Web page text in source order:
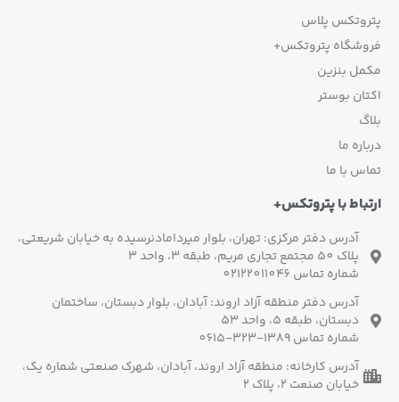
پتروتکس پلاس
فروشگاه پتروتکس+
مکمل بنزین
اکتان بوستر
بلاگ
درباره ما
تماس با ما
ارتباط با پتروتکس+
آدرس دفتر مرکزی: تهران، بلوار میردامادنرسیده به خیابان شریعتی،
پلاک 50 مجتمع تجاری مریم، طبقه 3، واحد 3
شماره تماس 02122011046
آدرس دفتر منطقه آزاد اروند: آبادان، بلوار دبستان، ساختمان
دبستان، طبقه 5، واحد 53
شماره تماس 1389-323-0615
آدرس کارخانه: منطقه آزاد اروند، آبادان، شهرک صنعتی شماره یک،
خیابان صنعت 2، پلاک 2